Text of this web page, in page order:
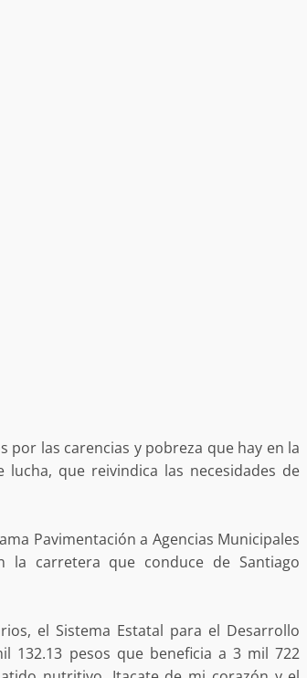
por las carencias y pobreza que hay en la
que reivindica las necesidades de
Pavimentación a Agencias Municipales
la carretera que conduce de Santiago
el Sistema Estatal para el Desarrollo
132.13 pesos que beneficia a 3 mil 722
7 agosto 2026
Detienen a Ernesto Ruffo en Baja
California; FGR lo investiga por